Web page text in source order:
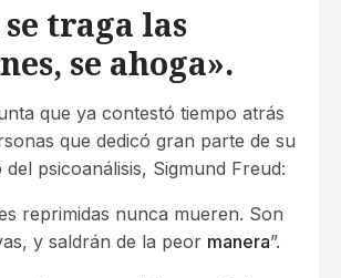
traga las
se ahoga».
que ya contestó tiempo atrás
que dedicó gran parte de su
del psicoanálisis, Sigmund Freud:
reprimidas nunca mueren. Son
y saldrán de la peor manera”.